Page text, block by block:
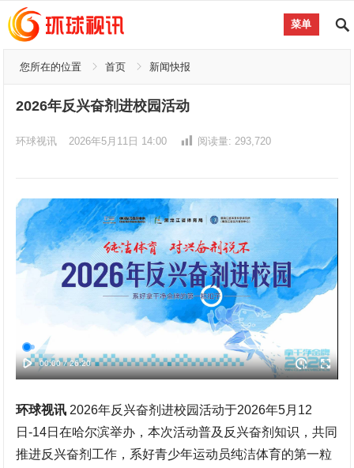
菜单
您所在的位置 首页 新闻快报
2026年反兴奋剂进校园活动
环球视讯 2026年5月11日 14:00 阅读量: 293,720
环球视讯 2026年反兴奋剂进校园活动于2026年5月12
日-14日在哈尔滨举办，本次活动普及反兴奋剂知识，共同
推进反兴奋剂工作，系好青少年运动员纯洁体育的第一粒